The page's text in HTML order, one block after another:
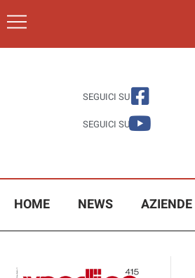
SEGUICI SU
SEGUICI SU
HOME NEWS AZIENDE